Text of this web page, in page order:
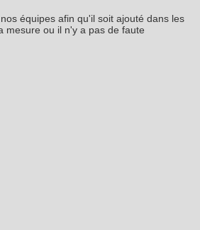
équipes afin qu'il soit ajouté dans les
mesure ou il n'y a pas de faute